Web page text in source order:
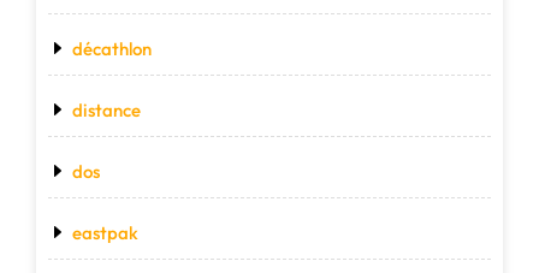
décathlon
distance
dos
eastpak